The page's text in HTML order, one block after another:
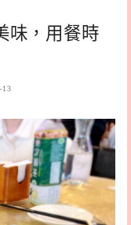
味，用餐時
13